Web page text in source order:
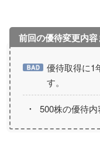
優待取得に1
す。
500株の優待内